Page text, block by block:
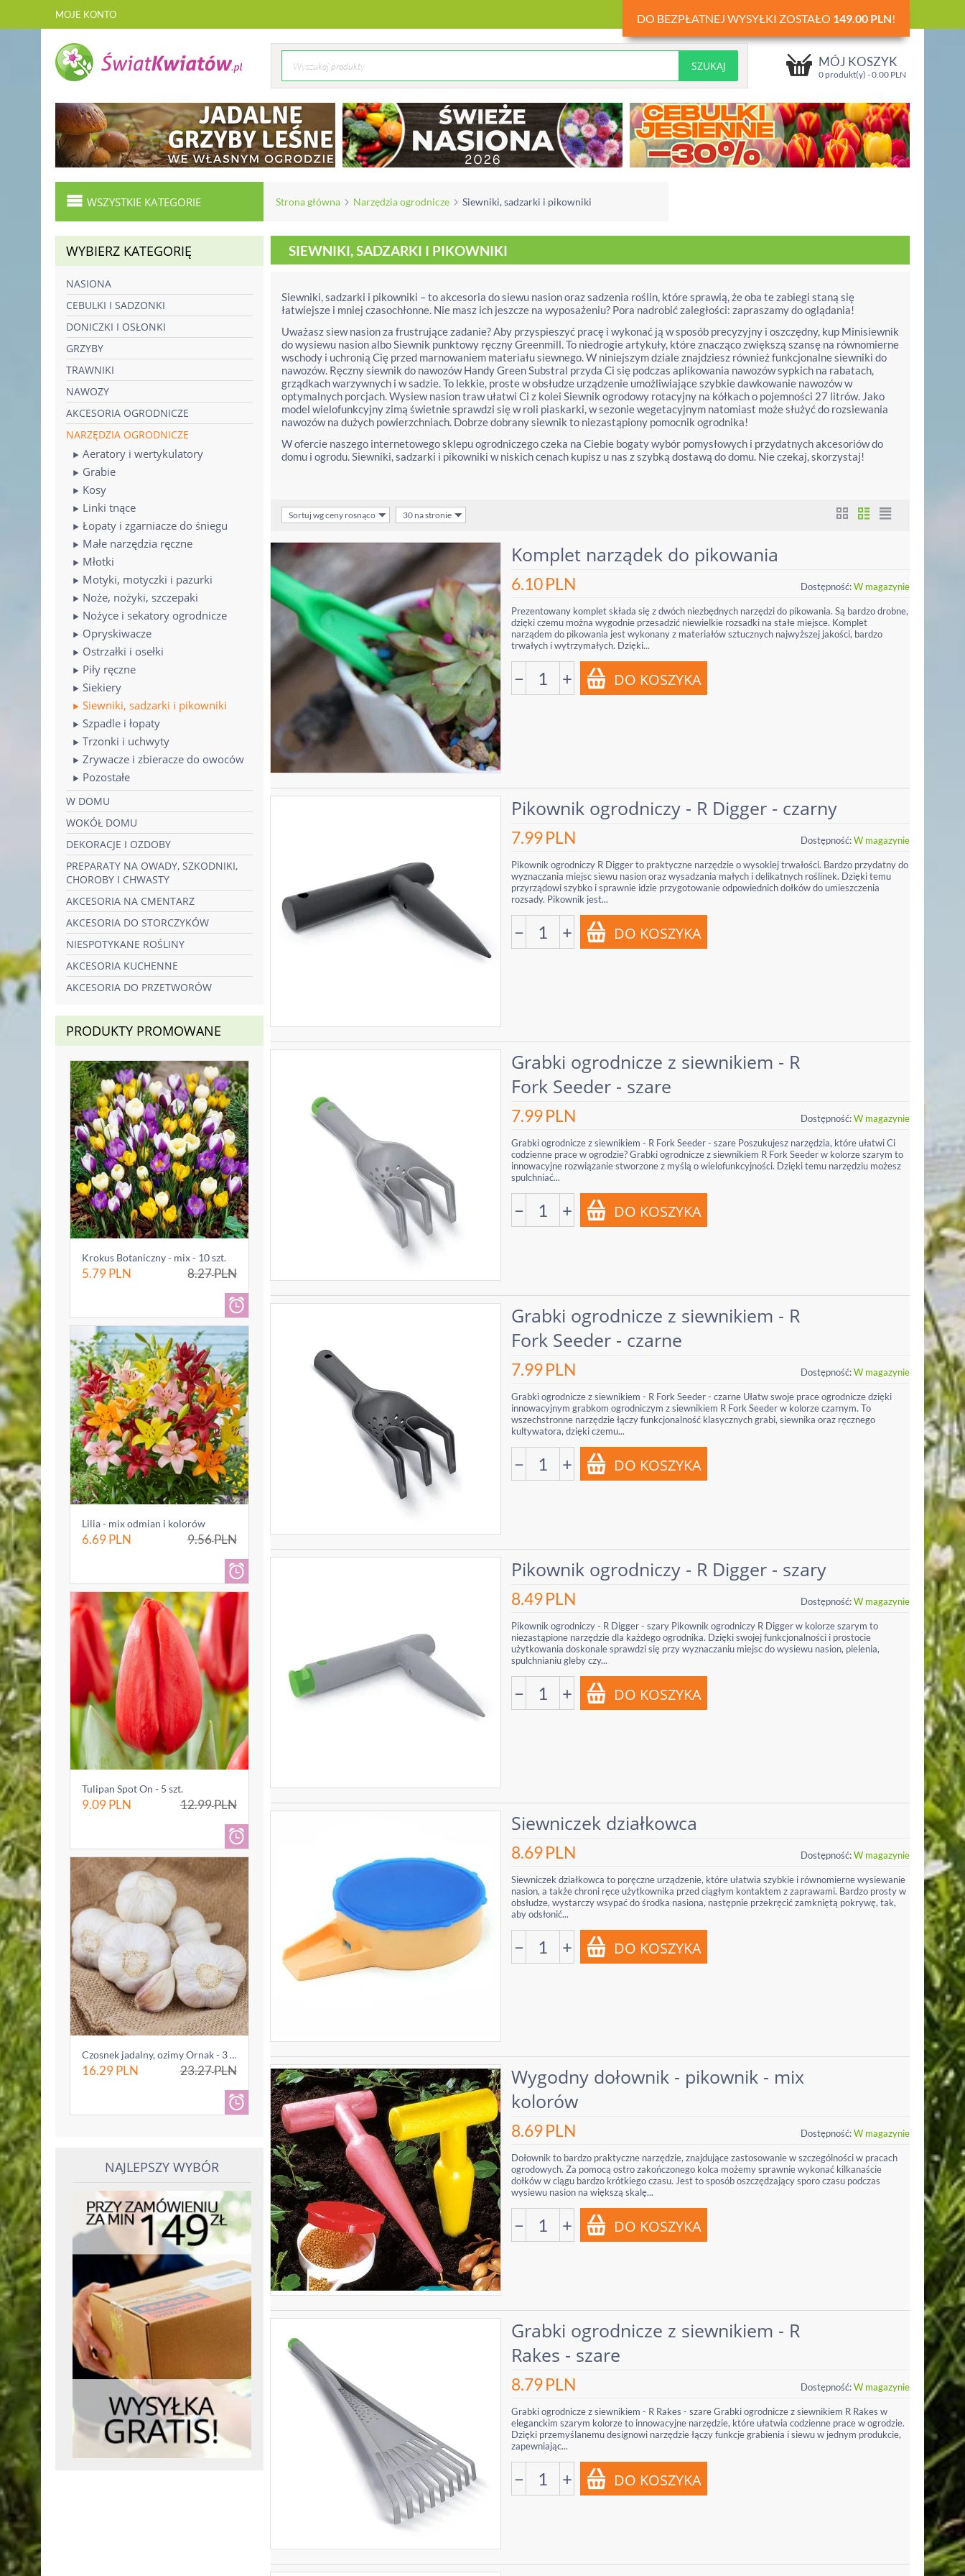
MOJE KONTO DO BEZPŁATNEJ WYSYŁKI ZOSTAŁO 149.00 PLN!
MÓJ KOSZYK
0 produkt(y) -0.00 PLN
WSZYSTKIE KATEGORIE Strona główna Narzędzia ogrodnicze Siewniki, sadzarki i pikowniki
WYBIERZ KATEGORIĘ
NASIONA
CEBULKI I SADZONKI
DONICZKI I OSŁONKI
GRZYBY
TRAWNIKI
NAWOZY
AKCESORIA OGRODNICZE
NARZĘDZIA OGRODNICZE
Aeratory i wertykulatory
Grabie
Kosy
Linki tnące
Łopaty i zgarniacze do śniegu
Małe narzędzia ręczne
Młotki
Motyki, motyczki i pazurki
Noże, nożyki, szczepaki
Nożyce i sekatory ogrodnicze
Opryskiwacze
Ostrzałki i osełki
Piły ręczne
Siekiery
Siewniki, sadzarki i pikowniki
Szpadle i łopaty
Trzonki i uchwyty
Zrywacze i zbieracze do owoców
Pozostałe
W DOMU
WOKÓŁ DOMU
DEKORACJE I OZDOBY
PREPARATY NA OWADY, SZKODNIKI,
CHOROBY I CHWASTY
AKCESORIA NA CMENTARZ
AKCESORIA DO STORCZYKÓW
NIESPOTYKANE ROŚLINY
AKCESORIA KUCHENNE
AKCESORIA DO PRZETWORÓW
PRODUKTY PROMOWANE
Krokus Botaniczny - mix - 10 szt.
5.79PLN 8.27PLN
Lilia - mix odmian i kolorów
6.69PLN 9.56PLN
Tulipan Spot On - 5 szt.
9.09PLN 12.99PLN
Czosnek jadalny, ozimy Ornak - 3 główki (0...
16.29PLN 23.27PLN
NAJLEPSZY WYBÓR
SIEWNIKI, SADZARKI I PIKOWNIKI
Siewniki, sadzarki i pikowniki – to akcesoria do siewu nasion oraz sadzenia roślin, które sprawią, że oba te zabiegi staną się
łatwiejsze i mniej czasochłonne. Nie masz ich jeszcze na wyposażeniu? Pora nadrobić zaległości: zapraszamy do oglądania!
Uważasz siew nasion za frustrujące zadanie? Aby przyspieszyć pracę i wykonać ją w sposób precyzyjny i oszczędny, kup Minisiewnik
do wysiewu nasion albo Siewnik punktowy ręczny Greenmill. To niedrogie artykuły, które znacząco zwiększą szansę na równomierne
wschody i uchronią Cię przed marnowaniem materiału siewnego. W niniejszym dziale znajdziesz również funkcjonalne siewniki do
nawozów. Ręczny siewnik do nawozów Handy Green Substral przyda Ci się podczas aplikowania nawozów sypkich na rabatach,
grządkach warzywnych i w sadzie. To lekkie, proste w obsłudze urządzenie umożliwiające szybkie dawkowanie nawozów w
optymalnych porcjach. Wysiew nasion traw ułatwi Ci z kolei Siewnik ogrodowy rotacyjny na kółkach o pojemności 27 litrów. Jako
model wielofunkcyjny zimą świetnie sprawdzi się w roli piaskarki, w sezonie wegetacyjnym natomiast może służyć do rozsiewania
nawozów na dużych powierzchniach. Dobrze dobrany siewnik to niezastąpiony pomocnik ogrodnika!
W ofercie naszego internetowego sklepu ogrodniczego czeka na Ciebie bogaty wybór pomysłowych i przydatnych akcesoriów do
domu i ogrodu. Siewniki, sadzarki i pikowniki w niskich cenach kupisz u nas z szybką dostawą do domu. Nie czekaj, skorzystaj!
Sortuj wg ceny rosnąco 30 na stronie
Komplet narządek do pikowania
6.10PLN Dostępność:W magazynie
Prezentowany komplet składa się z dwóch niezbędnych narzędzi do pikowania. Są bardzo drobne,
dzięki czemu można wygodnie przesadzić niewielkie rozsadki na stałe miejsce. Komplet
narządem do pikowania jest wykonany z materiałów sztucznych najwyższej jakości, bardzo
trwałych i wytrzymałych. Dzięki...
− +
Pikownik ogrodniczy - R Digger - czarny
7.99PLN Dostępność:W magazynie
Pikownik ogrodniczy R Digger to praktyczne narzędzie o wysokiej trwałości. Bardzo przydatny do
wyznaczania miejsc siewu nasion oraz wysadzania małych i delikatnych roślinek. Dzięki temu
przyrządowi szybko i sprawnie idzie przygotowanie odpowiednich dołków do umieszczenia
rozsady. Pikownik jest...
− +
Grabki ogrodnicze z siewnikiem - R
Fork Seeder - szare
7.99PLN Dostępność:W magazynie
Grabki ogrodnicze z siewnikiem - R Fork Seeder - szare Poszukujesz narzędzia, które ułatwi Ci
codzienne prace w ogrodzie? Grabki ogrodnicze z siewnikiem R Fork Seeder w kolorze szarym to
innowacyjne rozwiązanie stworzone z myślą o wielofunkcyjności. Dzięki temu narzędziu możesz
spulchniać...
− +
Grabki ogrodnicze z siewnikiem - R
Fork Seeder - czarne
7.99PLN Dostępność:W magazynie
Grabki ogrodnicze z siewnikiem - R Fork Seeder - czarne Ułatw swoje prace ogrodnicze dzięki
innowacyjnym grabkom ogrodniczym z siewnikiem R Fork Seeder w kolorze czarnym. To
wszechstronne narzędzie łączy funkcjonalność klasycznych grabi, siewnika oraz ręcznego
kultywatora, dzięki czemu...
− +
Pikownik ogrodniczy - R Digger - szary
8.49PLN Dostępność:W magazynie
Pikownik ogrodniczy - R Digger - szary Pikownik ogrodniczy R Digger w kolorze szarym to
niezastąpione narzędzie dla każdego ogrodnika. Dzięki swojej funkcjonalności i prostocie
użytkowania doskonale sprawdzi się przy wyznaczaniu miejsc do wysiewu nasion, pielenia,
spulchnianiu gleby czy...
− +
Siewniczek działkowca
8.69PLN Dostępność:W magazynie
Siewniczek działkowca to poręczne urządzenie, które ułatwia szybkie i równomierne wysiewanie
nasion, a także chroni ręce użytkownika przed ciągłym kontaktem z zaprawami. Bardzo prosty w
obsłudze, wystarczy wsypać do środka nasiona, następnie przekręcić zamkniętą pokrywę, tak,
aby odsłonić...
− +
Wygodny dołownik - pikownik - mix
kolorów
8.69PLN Dostępność:W magazynie
Dołownik to bardzo praktyczne narzędzie, znajdujące zastosowanie w szczególności w pracach
ogrodowych. Za pomocą ostro zakończonego kolca możemy sprawnie wykonać kilkanaście
dołków w ciągu bardzo krótkiego czasu. Jest to sposób oszczędzający sporo czasu podczas
wysiewu nasion na większą skalę...
− +
Grabki ogrodnicze z siewnikiem - R
Rakes - szare
8.79PLN Dostępność:W magazynie
Grabki ogrodnicze z siewnikiem - R Rakes - szare Grabki ogrodnicze z siewnikiem R Rakes w
eleganckim szarym kolorze to innowacyjne narzędzie, które ułatwia codzienne prace w ogrodzie.
Dzięki przemyślanemu designowi narzędzie łączy funkcje grabienia i siewu w jednym produkcie,
zapewniając...
− +